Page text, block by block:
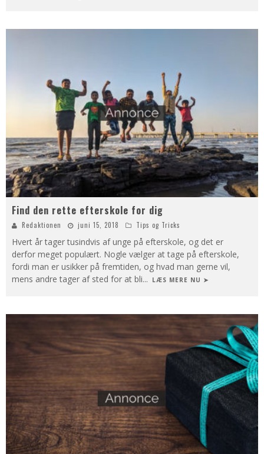
Find den rette efterskole for dig
Redaktionen juni 15, 2018 Tips og Tricks
Hvert år tager tusindvis af unge på efterskole, og det er
derfor meget populært. Nogle vælger at tage på efterskole,
fordi man er usikker på fremtiden, og hvad man gerne vil,
mens andre tager af sted for at bli... LÆS MERE NU ➤